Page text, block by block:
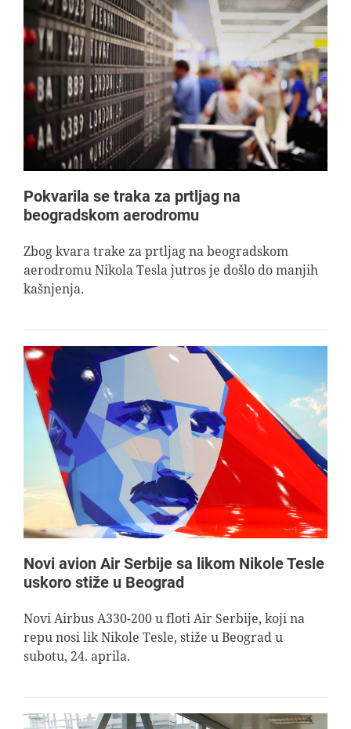
Pokvarila se traka za prtljag na
beogradskom aerodromu
Zbog kvara trake za prtljag na beogradskom
aerodromu Nikola Tesla jutros je došlo do manjih
kašnjenja.
Novi avion Air Serbije sa likom Nikole Tesle
uskoro stiže u Beograd
Novi Airbus A330-200 u floti Air Serbije, koji na
repu nosi lik Nikole Tesle, stiže u Beograd u
subotu, 24. aprila.